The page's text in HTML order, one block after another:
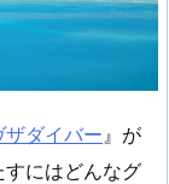
ザダイバー 』が
にはどんなグ